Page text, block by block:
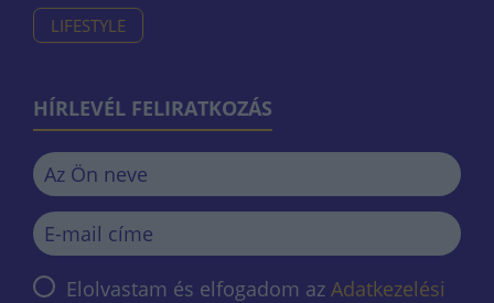
LIFESTYLE
HÍRLEVÉL FELIRATKOZÁS
Elolvastam és elfogadom az Adatkezelési